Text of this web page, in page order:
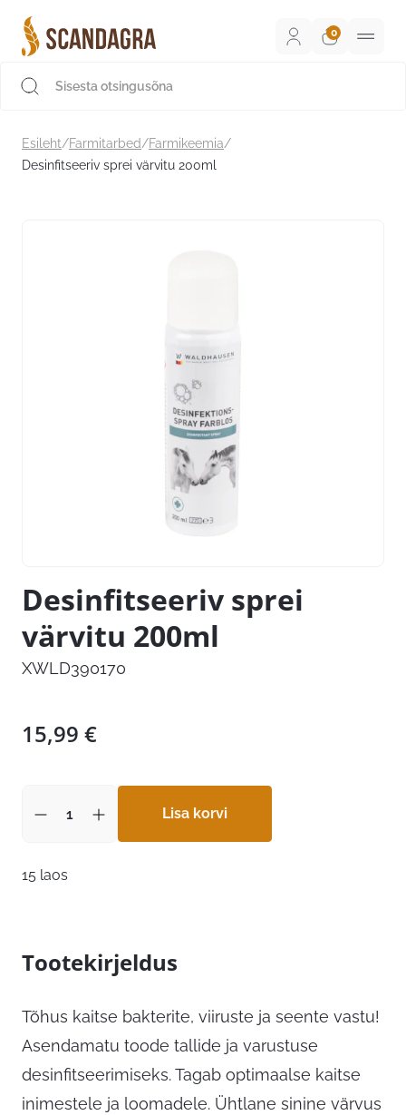
sisu
juurde
Esileht/Farmitarbed/Farmikeemia/
Desinfitseeriv sprei värvitu 200ml
Desinfitseeriv sprei
värvitu 200ml
XWLD390170
15,99 €
Lisa korvi
15 laos
Tootekirjeldus
Tõhus kaitse bakterite, viiruste ja seente vastu!
Asendamatu toode tallide ja varustuse
desinfitseerimiseks. Tagab optimaalse kaitse
inimestele ja loomadele. Ühtlane sinine värvus